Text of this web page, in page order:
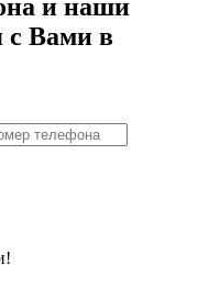
и наши
с Вами в